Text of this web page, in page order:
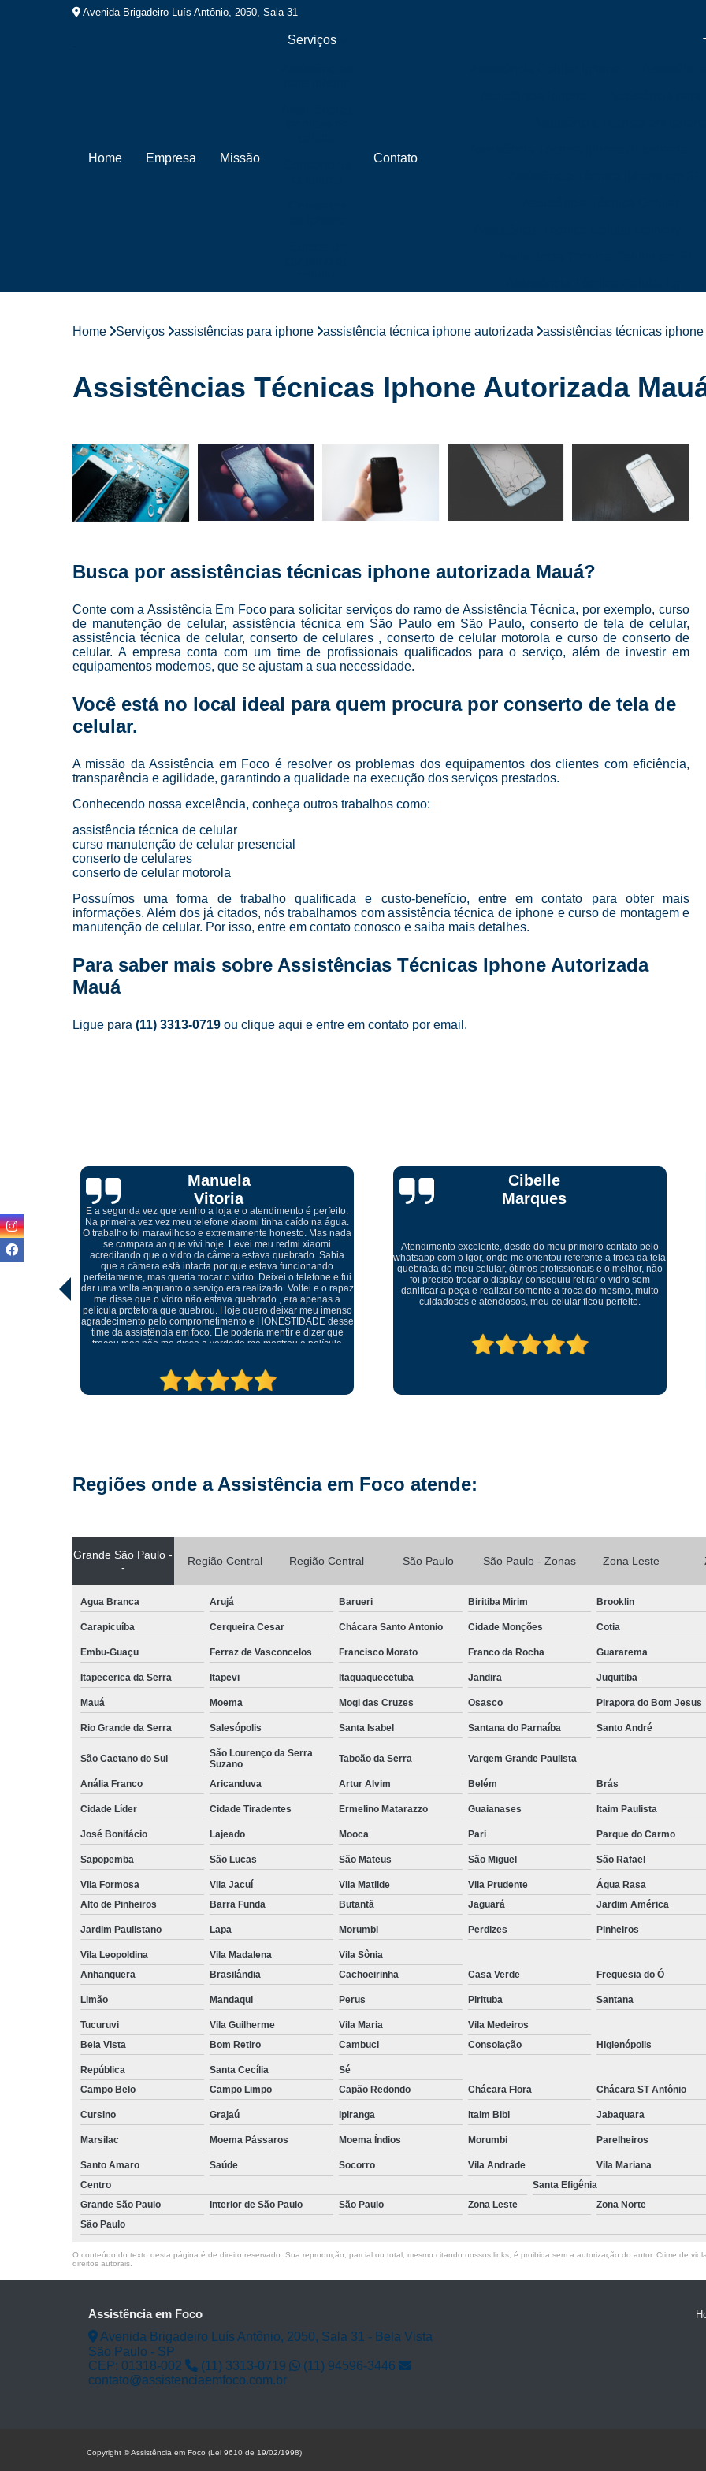
Avenida Brigadeiro Luís Antônio, 2050, Sala 31
Home Empresa Missão
Serviços
de celular
celulares
de celular
Cursos para
manutenção
de celulares
Loja de
Manutenção
Reparo de
celulares
Troca de
telas
Contato
Assistência Técnica de Celular Próximo a
Conserto de Celular em SP
Conserto de Celular Perto de Mim
Conserto de Tela de Celular
Conserto de Tela de Iphone
Conserto Iphone em São Paulo
Conserto
Conserto
Conserto Tela Iphone X
Conserto
Curso Completo Manutenção
Curso Conserto e Manutenção de
Curso de Conserto de Celular em São
Curso de Manutenção e Conserto de Celular
Curso Completo Manutenção e Conserto
Curso Técnico de Manutenção de Celular
Curso Completo
Curso Conserto de Celular Presencial
Curso de Montagem e Manutenção de
Curso Manutenção de Celular Online
Curso Técnico em Manutenção de
Curso Completo de Conserto e
Curso de Manutenção de Celular Ead
Curso Ead Manutenção de Celular
Loja para Conserto de Celular
Manutenção Celular Samsung
Manutenção de Celular Delivery
Manutenção de Celular em SP
Manutenção de Celular Samsung
Manutenção do Aparelho Celular
Reparo Celular em São Paulo
Reparo Celular Samsung
Reparo de Placa de Celular
Reparo em Placa de Celular
Reparo Tela
Troca de Tela Celular Samsung
Troca
Troca de Tela em São Paulo
Troca de Tela Motorola
Troca
Home Serviços assistências para iphone assistência técnica iphone autorizada assistências técnicas
Assistências Técnicas Iphone Autorizada
Busca por assistências técnicas iphone autorizada Mauá?
Conte com a Assistência Em Foco para solicitar serviços do ramo de Assistência Técnica, por exemplo, curso
de manutenção de celular, assistência técnica em São Paulo em São Paulo, conserto de tela de celular,
assistência técnica de celular, conserto de celulares , conserto de celular motorola e curso de conserto de
celular. A empresa conta com um time de profissionais qualificados para o serviço, além de investir em
equipamentos modernos, que se ajustam a sua necessidade.
Você está no local ideal para quem procura por conserto de tela de
celular.
A missão da Assistência em Foco é resolver os problemas dos equipamentos dos clientes com eficiência,
transparência e agilidade, garantindo a qualidade na execução dos serviços prestados.
Conhecendo nossa excelência, conheça outros trabalhos como:
assistência técnica de celular
curso manutenção de celular presencial
conserto de celulares
conserto de celular motorola
Possuímos uma forma de trabalho qualificada e custo-benefício, entre em contato para obter mais
informações. Além dos já citados, nós trabalhamos com assistência técnica de iphone e curso de montagem e
manutenção de celular. Por isso, entre em contato conosco e saiba mais detalhes.
Para saber mais sobre Assistências Técnicas Iphone Autorizada
Mauá
Ligue para (11) 3313-0719 ou clique aqui e entre em contato por email.
água.
nada
Cibelle
Marques
Atendimento excelente, desde do meu primeiro contato pelo
whatsapp com o Igor, onde me orientou referente a troca da tela
quebrada do meu celular, ótimos profissionais e o melhor, não
foi preciso trocar o display, conseguiu retirar o vidro sem
danificar a peça e realizar somente a troca do mesmo, muito
cuidadosos e atenciosos, meu celular ficou perfeito.
Ricardo Tadeu
Levei meu aparelho para conserto fui muito bem atendido um
ótimo ambiente serviço rápido muito bem feito. Recomendo
serviço muito bom abraço
Regiões onde a Assistência em Foco atende:
Grande São Paulo -
-
Região Central Região Central São Paulo São Paulo - Zonas Zona Leste
Agua Branca Arujá Barueri Biritiba Mirim Brooklin
Carapicuíba Cerqueira Cesar Chácara Santo Antonio Cidade Monções Cotia
Embu-Guaçu Ferraz de Vasconcelos Francisco Morato Franco da Rocha Guararema
Itapecerica da Serra Itapevi Itaquaquecetuba Jandira Juquitiba
Mauá Moema Mogi das Cruzes Osasco Pirapora do Bom Jesus
Rio Grande da Serra Salesópolis Santa Isabel Santana do Parnaíba Santo André
São Caetano do Sul
São Lourenço da Serra
Suzano
Taboão da Serra Vargem Grande Paulista
Anália Franco Aricanduva Artur Alvim Belém Brás
Cidade Líder Cidade Tiradentes Ermelino Matarazzo Guaianases Itaim Paulista
José Bonifácio Lajeado Mooca Pari Parque do Carmo
Sapopemba São Lucas São Mateus São Miguel São Rafael
Vila Formosa Vila Jacuí Vila Matilde Vila Prudente
Água Rasa
Alto de Pinheiros
Barra Funda Butantã Jaguará Jardim América
Jardim Paulistano Lapa Morumbi Perdizes Pinheiros
Vila Leopoldina Vila Madalena
Vila Sônia
Anhanguera
Brasilândia Cachoeirinha Casa Verde Freguesia do Ó
Limão Mandaqui Perus Pirituba Santana
Tucuruvi Vila Guilherme Vila Maria
Vila Medeiros
Bela Vista
Bom Retiro Cambuci Consolação Higienópolis
República Santa Cecília
Sé
Campo Belo
Campo Limpo Capão Redondo Chácara Flora Chácara ST Antônio
Cursino Grajaú Ipiranga Itaim Bibi Jabaquara
Marsilac Moema Pássaros Moema Índios Morumbi Parelheiros
Santo Amaro Saúde Socorro Vila Andrade Vila Mariana
Centro
Santa Efigênia
Grande São Paulo
Interior de São Paulo São Paulo Zona Leste Zona Norte
São Paulo
O conteúdo do texto desta página é de direito reservado. Sua reprodução, parcial ou total, mesmo citando nossos links, é proibida sem a autorização do autor. Crime de
direitos autorais
Assistência em Foco
Avenida Brigadeiro Luís Antônio, 2050, Sala 31 - Bela Vista
São Paulo - SP
CEP: 01318-002
(11) 3313-0719
(11) 94596-3446
contato@assistenciaemfoco.com.br
Copyright © Assistência em Foco (Lei 9610 de 19/02/1998)